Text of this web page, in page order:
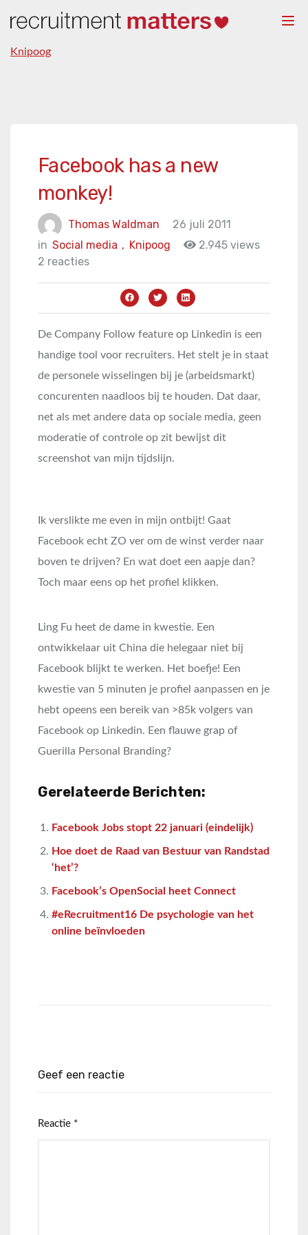
Knipoog
Facebook has a new
monkey!
Thomas Waldman
26 juli 2011
in
Knipoog
Social media ,
2.945 views
2 reacties
De Company Follow feature op Linkedin is een
handige tool voor recruiters. Het stelt je in staat
de personele wisselingen bij je (arbeidsmarkt)
concurenten naadloos bij te houden. Dat daar,
net als met andere data op sociale media, geen
moderatie of controle op zit bewijst dit
screenshot van mijn tijdslijn.
Ik verslikte me even in mijn ontbijt! Gaat
Facebook echt ZO ver om de winst verder naar
boven te drijven? En wat doet een aapje dan?
Toch maar eens op het profiel klikken.
Ling Fu heet de dame in kwestie. Een
ontwikkelaar uit China die helegaar niet bij
Facebook blijkt te werken. Het boefje! Een
kwestie van 5 minuten je profiel aanpassen en je
hebt opeens een bereik van >85k volgers van
Facebook op Linkedin. Een flauwe grap of
Guerilla Personal Branding?
Gerelateerde Berichten:
Facebook Jobs stopt 22 januari (eindelijk)
Hoe doet de Raad van Bestuur van Randstad
‘het’?
Facebook’s OpenSocial heet Connect
#eRecruitment16 De psychologie van het
online beïnvloeden
Geef een reactie
Reactie *